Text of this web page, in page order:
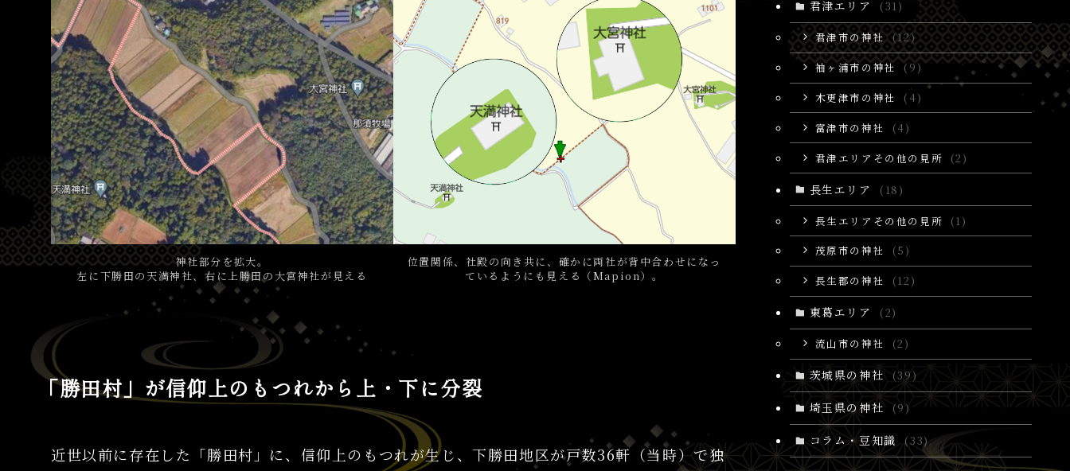
神社部分を拡大。
左に下勝田の天満神社、右に上勝田の大宮神社が見える
位置関係、社殿の向き共に、確かに両社が背中合わせになっ
ているようにも見える（Mapion）。
「勝田村」が信仰上のもつれから上・下に分裂
近世以前に存在した「勝田村」に、信仰上のもつれが生じ、下勝田地区が戸数36軒（当時）で独
君津エリア (31)
君津市の神社 (12)
袖ヶ浦市の神社
(9)
木更津市の神社
(4)
富津市の神社
(4)
君津エリアその他の見所
(2)
長生エリア (18)
長生エリアその他の見所
(1)
茂原市の神社
(5)
長生郡の神社
(12)
東葛エリア (2)
流山市の神社 (2)
茨城県の神社 (39)
埼玉県の神社 (9)
コラム・豆知識 (33)